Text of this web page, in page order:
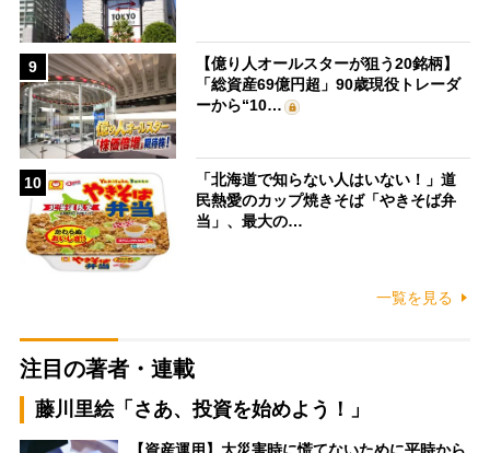
9
【億り人オールスターが狙う20銘柄】
「総資産69億円超」90歳現役トレーダ
ーから“10…
10
「北海道で知らない人はいない！」道
民熱愛のカップ焼きそば「やきそば弁
当」、最大の…
一覧を見る
注目の著者・連載
藤川里絵「さあ、投資を始めよう！」